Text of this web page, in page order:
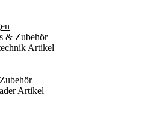
& Zubehör
Artikel
Artikel